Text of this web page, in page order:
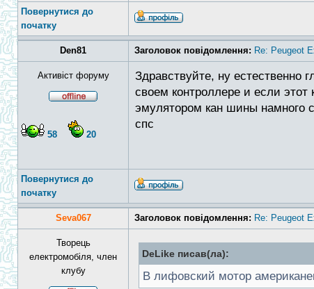
Повернутися до
початку
Den81 Заголовок повідомлення: Re: Peugeot
Активіст форуму
58 20
Здравствуйте, ну естественно
своем контроллере и если
эмулятором кан шины намного
спс
Повернутися до
початку
Seva067 Заголовок повідомлення: Re: Peugeot
Творець
електромобіля, член
клубу
DeLike писав(ла):
В лифовский мотор